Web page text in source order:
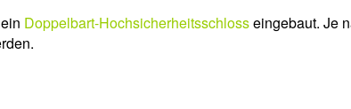
Doppelbart-Hochsicherheitsschlosseingebaut. Je